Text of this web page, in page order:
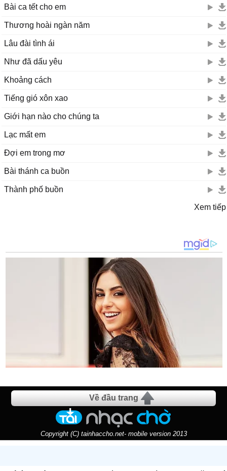
Bài ca tết cho em
Thương hoài ngàn năm
Lâu đài tình ái
Như đã dấu yêu
Khoảng cách
Tiếng gió xôn xao
Giới hạn nào cho chúng ta
Lạc mất em
Đợi em trong mơ
Bài thánh ca buồn
Thành phố buồn
Xem tiếp
Về đầu trang
Copyright (C) tainhaccho.net- mobile version 2013